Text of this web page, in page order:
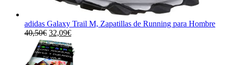
adidas Galaxy Trail M, Zapatillas de Running para Hombre
40,50€ El
precio
original
era:
32,09€El
precio
actual
es: